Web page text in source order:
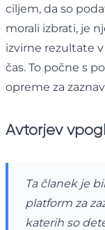
ciljem, da so
morali izbrati, je
izvirne rezultate
čas. To počne s
opreme za
Avtorjev
Ta članek je
platform za
katerih so